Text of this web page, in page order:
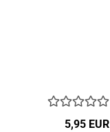
5,95 EUR